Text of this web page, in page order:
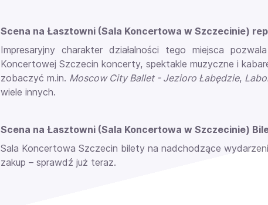
Scena na Łasztowni (Sala Koncertowa w Szczecinie)
Impresaryjny charakter działalności tego miejsca
Koncertowej Szczecin koncerty, spektakle muzyczne i
zobaczyć m.in. Moscow City Ballet - Jezioro Łabędzie,
wiele innych.
Scena na Łasztowni (Sala Koncertowa w Szczecinie)
Sala Koncertowa Szczecin bilety na nadchodzące
zakup – sprawdź już teraz.